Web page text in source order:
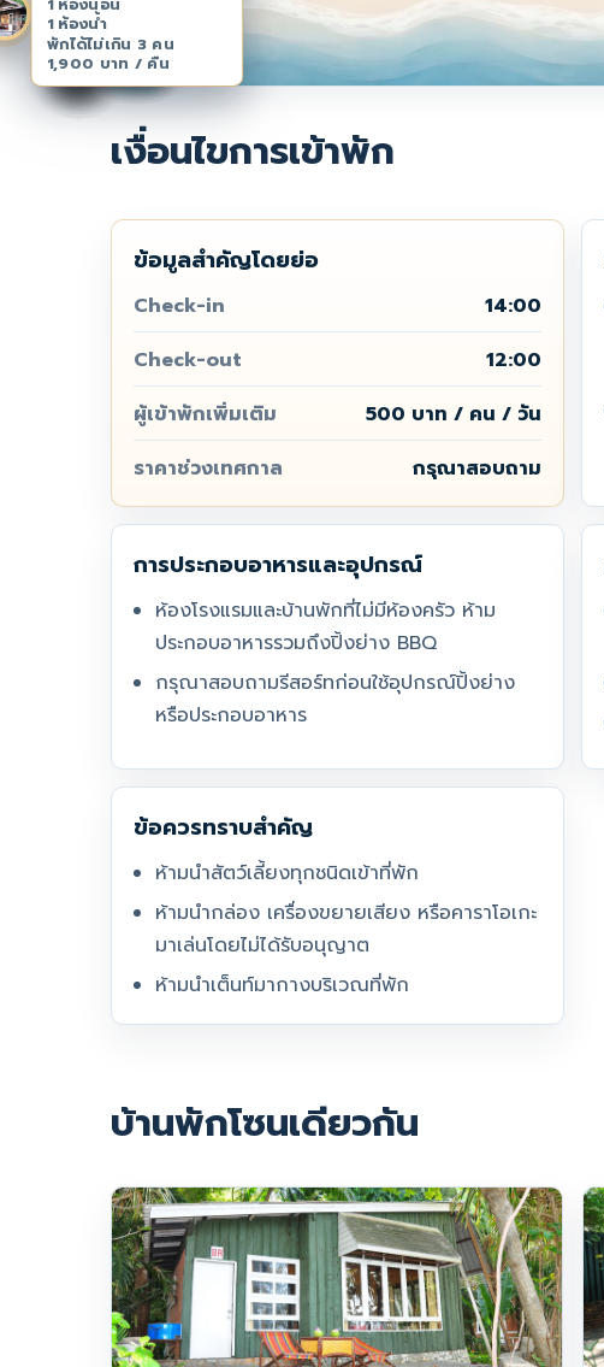
#17
#3
#8A
#8B
#8C
#9
#10
#11
#12
#14
#15
#16
1 ห้องน้ำ
พักได้ไม่เกิน 3 คน
1,900 บาท / คืน
#19
#Hotel
เงื่อนไขการเข้าพัก
ข้อมูลสำคัญโดยย่อ
Check-in
14:00
Check-out
12:00
ผู้เข้าพักเพิ่มเติม
500 บาท / คน / วัน
ราคาช่วงเทศกาล
กรุณาสอบถาม
การประกอบอาหารและอุปกรณ์
ห้องโรงแรมและบ้านพักที่ไม่มีห้องครัว ห้าม
ประกอบอาหารรวมถึงปิ้งย่าง BBQ
กรุณาสอบถามรีสอร์ทก่อนใช้อุปกรณ์ปิ้งย่าง
หรือประกอบอาหาร
ข้อควรทราบสำคัญ
ห้ามนำสัตว์เลี้ยงทุกชนิดเข้าที่พัก
ห้ามนำกล่อง เครื่องขยายเสียง หรือคาราโอเกะ
มาเล่นโดยไม่ได้รับอนุญาต
ห้ามนำเต็นท์มากางบริเวณที่พัก
บ้านพักโซนเดียวกัน